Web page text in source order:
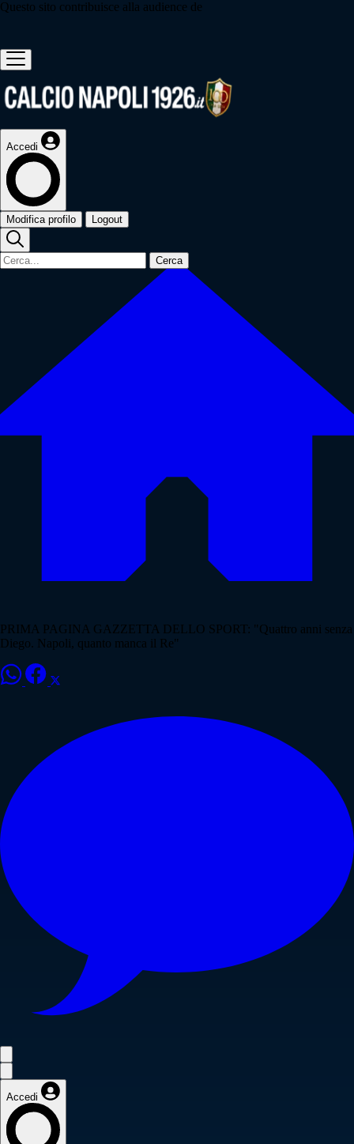
Questo sito contribuisce alla audience de
Accedi
Modifica profilo Logout
Cerca
PRIMA PAGINA GAZZETTA DELLO SPORT: "Quattro anni senza
Diego. Napoli, quanto manca il Re"
Accedi